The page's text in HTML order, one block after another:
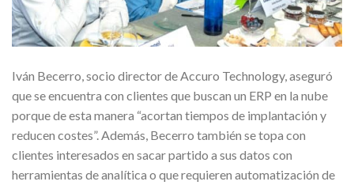
Iván Becerro, socio director de Accuro Technology, aseguró
que se encuentra con clientes que buscan un ERP en la nube
porque de esta manera “acortan tiempos de implantación y
reducen costes”. Además, Becerro también se topa con
clientes interesados en sacar partido a sus datos con
herramientas de analítica o que requieren automatización de